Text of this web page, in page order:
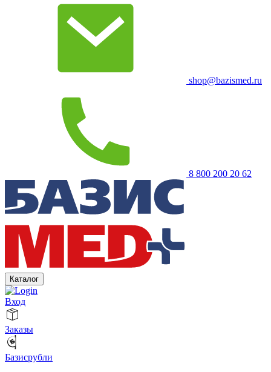
shop@bazismed.ru
8 800 200 20 62
Каталог
Вход
Заказы
Базисрубли